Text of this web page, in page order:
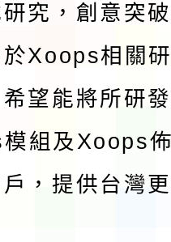
115學年度
語及新住民
1份
育專業人
訊傳播委員
空）演習－
融知識線上
度第1學
究，創意突
Xoops相關
望能將所研
組及Xoops
，提供台灣